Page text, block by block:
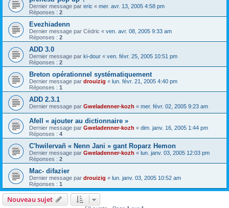
Dernier message par eric « mer. avr. 13, 2005 4:58 pm
Réponses : 2
Evezhiadenn
Dernier message par Cédric « ven. avr. 08, 2005 9:33 am
Réponses : 2
ADD 3.0
Dernier message par ki-dour « ven. févr. 25, 2005 10:51 pm
Réponses : 2
Breton opérationnel systématiquement
Dernier message par drouizig « lun. févr. 21, 2005 4:40 pm
Réponses : 1
ADD 2.3.1
Dernier message par Gweladenner-kozh « mer. févr. 02, 2005 9:23 am
Afell « ajouter au dictionnaire »
Dernier message par Gweladenner-kozh « dim. janv. 16, 2005 1:44 pm
Réponses : 4
C'hwilervañ « Nenn Jani » gant Roparz Hemon
Dernier message par Gweladenner-kozh « lun. janv. 03, 2005 12:03 pm
Réponses : 2
Mac- difazier
Dernier message par drouizig « lun. janv. 03, 2005 10:52 am
Réponses : 1
Nouveau sujet